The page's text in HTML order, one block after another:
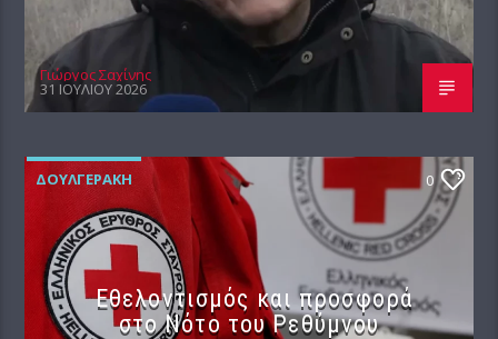
Γιώργος Σαχίνης
31 ΙΟΥΛΊΟΥ 2026
ΔΟΥΛΓΕΡΆΚΗ 0
Εθελοντισμός και προσφορά
στο Νότο του Ρεθύμνου